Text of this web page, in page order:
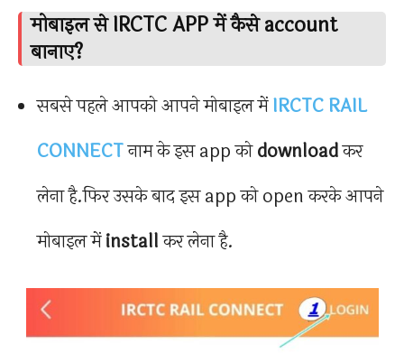
मोबाइल से IRCTC APP में कैसे account
बानाए?
सबसे पहले आपको आपने मोबाइल मेंIRCTC RAIL
CONNECTनाम के इस app कोdownloadकर
लेना है.फिर उसके बाद इस app को open करके आपने
मोबाइल मेंinstallकर लेना है.